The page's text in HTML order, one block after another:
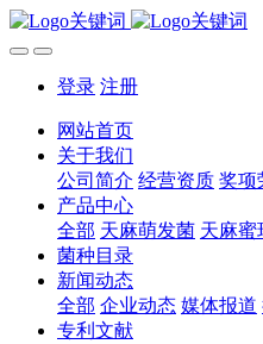
登录 注册
网站首页
关于我们
公司简介 经营资质 奖项
产品中心
全部 天麻萌发菌 天麻蜜
菌种目录
新闻动态
全部 企业动态 媒体报道
专利文献